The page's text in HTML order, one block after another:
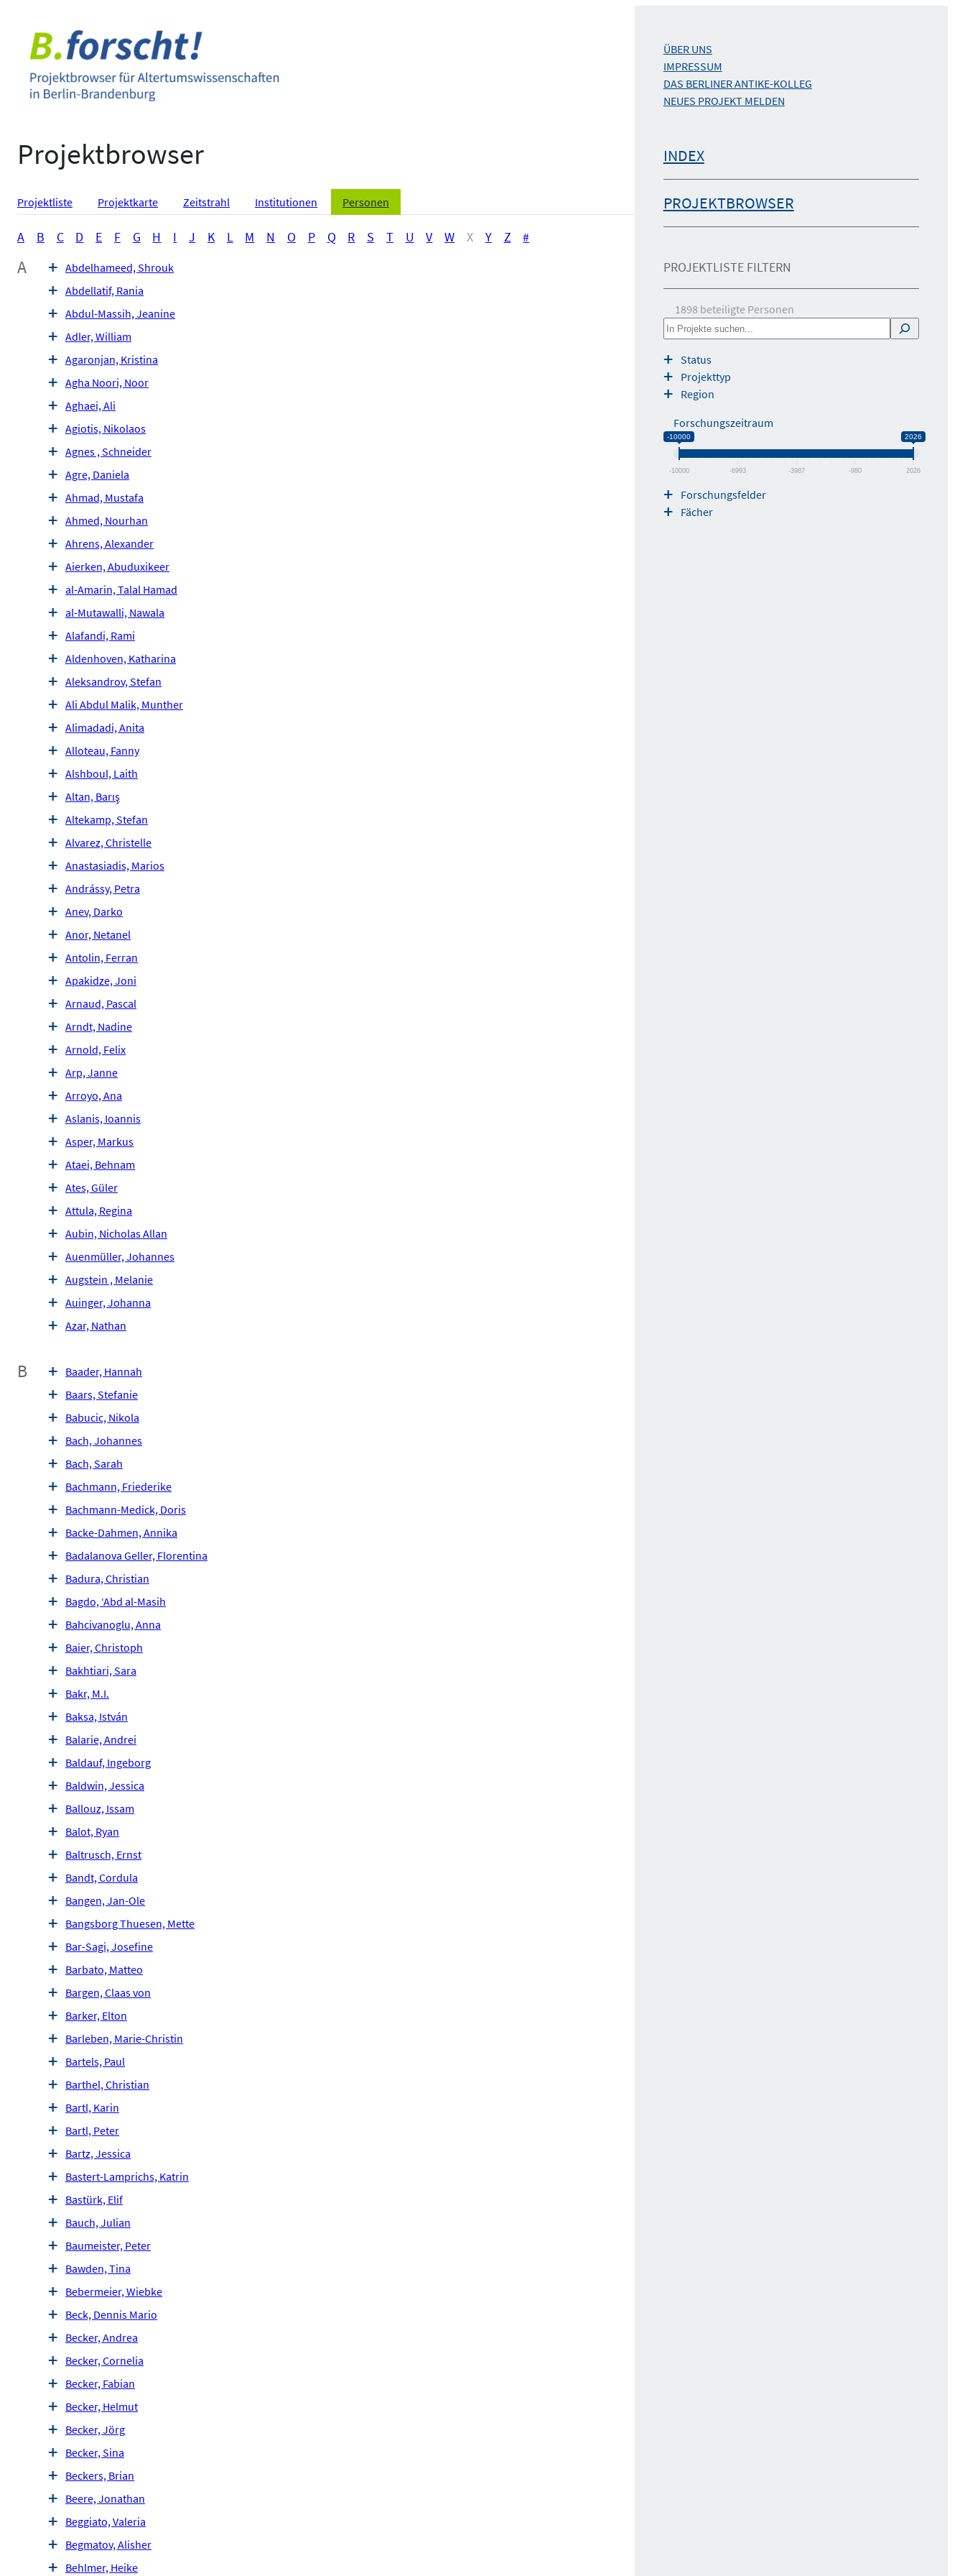
springen
Projektbrowser
Projektliste Projektkarte Zeitstrahl Institutionen Personen
A B C D E F G H I J K L M N O P Q R S T U V W X Y Z #
A
Abdelhameed, Shrouk
Abdellatif, Rania
Abdul-Massih, Jeanine
Adler, William
Agaronjan, Kristina
Agha Noori, Noor
Aghaei, Ali
Agiotis, Nikolaos
Agnes , Schneider
Agre, Daniela
Ahmad, Mustafa
Ahmed, Nourhan
Ahrens, Alexander
Aierken, Abuduxikeer
al-Amarin, Talal Hamad
al-Mutawalli, Nawala
Alafandi, Rami
Aldenhoven, Katharina
Aleksandrov, Stefan
Ali Abdul Malik, Munther
Alimadadi, Anita
Alloteau, Fanny
Alshboul, Laith
Altan, Barış
Altekamp, Stefan
Alvarez, Christelle
Anastasiadis, Marios
Andrássy, Petra
Anev, Darko
Anor, Netanel
Antolin, Ferran
Apakidze, Joni
Arnaud, Pascal
Arndt, Nadine
Arnold, Felix
Arp, Janne
Arroyo, Ana
Aslanis, Ioannis
Asper, Markus
Ataei, Behnam
Ates, Güler
Attula, Regina
Aubin, Nicholas Allan
Auenmüller, Johannes
Augstein , Melanie
Auinger, Johanna
Azar, Nathan
B
Baader, Hannah
Baars, Stefanie
Babucic, Nikola
Bach, Johannes
Bach, Sarah
Bachmann, Friederike
Bachmann-Medick, Doris
Backe-Dahmen, Annika
Badalanova Geller, Florentina
Badura, Christian
Bagdo, ‘Abd al-Masih
Bahcivanoglu, Anna
Baier, Christoph
Bakhtiari, Sara
Bakr, M.I.
Baksa, István
Balarie, Andrei
Baldauf, Ingeborg
Baldwin, Jessica
Ballouz, Issam
Balot, Ryan
Baltrusch, Ernst
Bandt, Cordula
Bangen, Jan-Ole
Bangsborg Thuesen, Mette
Bar-Sagi, Josefine
Barbato, Matteo
Bargen, Claas von
Barker, Elton
Barleben, Marie-Christin
Bartels, Paul
Barthel, Christian
Bartl, Karin
Bartl, Peter
Bartz, Jessica
Bastert-Lamprichs, Katrin
Bastürk, Elif
Bauch, Julian
Baumeister, Peter
Bawden, Tina
Bebermeier, Wiebke
Beck, Dennis Mario
Becker, Andrea
Becker, Cornelia
Becker, Fabian
Becker, Helmut
Becker, Jörg
Becker, Sina
Beckers, Brian
Beere, Jonathan
Beggiato, Valeria
Begmatov, Alisher
Behlmer, Heike
ÜBER UNS
IMPRESSUM
DAS BERLINER ANTIKE-KOLLEG
NEUES PROJEKT MELDEN
INDEX
PROJEKTBROWSER
PROJEKTLISTE FILTERN
1898 beteiligte Personen
S
e
a
r
c
Status
Projekttyp
Region
Forschungszeitraum
-10000 2026
-10000 -6993 -3987 -980 2026
Forschungsfelder
Fächer